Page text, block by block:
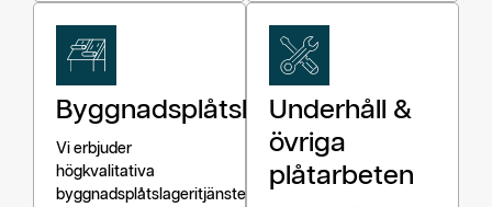
Byggnadsplåtslageri
Vi erbjuder
högkvalitativa
byggnadsplåtslageritjänster
Underhåll &
övriga
plåtarbeten